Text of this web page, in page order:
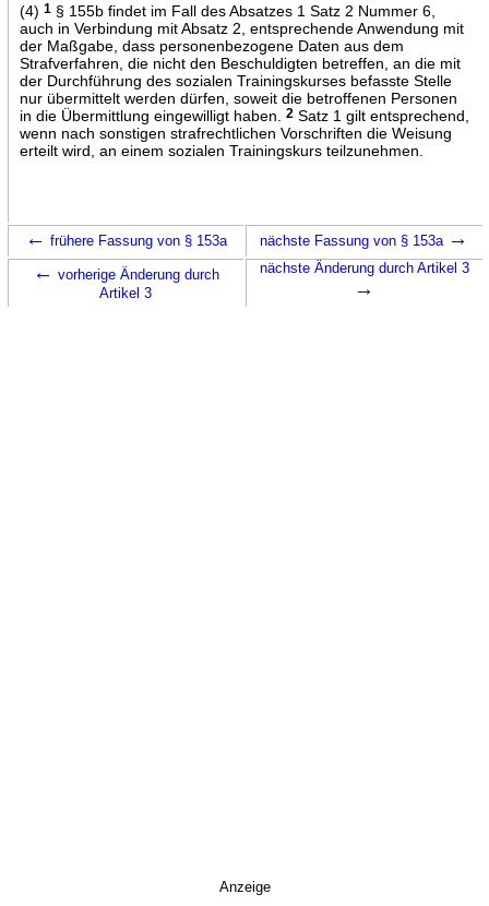
(4) 1§ 155b findet im Fall des Absatzes 1 Satz 2 Nummer 6,
auch in Verbindung mit Absatz 2, entsprechende Anwendung mit
der Maßgabe, dass personenbezogene Daten aus dem
Strafverfahren, die nicht den Beschuldigten betreffen, an die mit
der Durchführung des sozialen Trainingskurses befasste Stelle
nur übermittelt werden dürfen, soweit die betroffenen Personen
in die Übermittlung eingewilligt haben.
2Satz 1 gilt entsprechend,
wenn nach sonstigen strafrechtlichen Vorschriften die Weisung
erteilt wird, an einem sozialen Trainingskurs teilzunehmen.
← frühere Fassung von § 153a nächste Fassung von § 153a →
← vorherige Änderung durch
Artikel 3
nächste Änderung durch Artikel 3
→
Anzeige